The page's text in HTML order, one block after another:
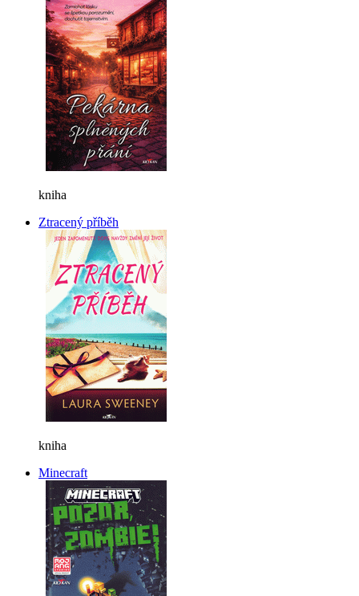
kniha
Ztracený příběh
kniha
Minecraft